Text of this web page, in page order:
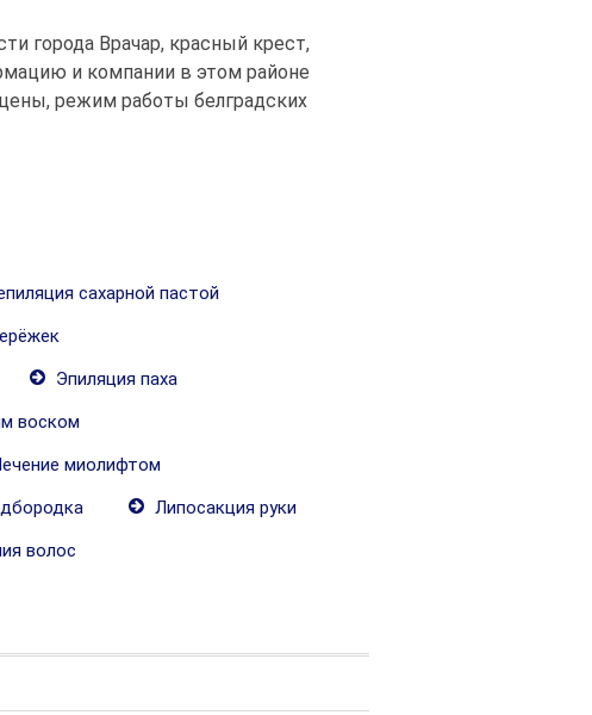
города Врачар, красный крест,
и компании в этом районе
режим работы белградских
сахарной пастой
Эпиляция паха
воском
миолифтом
Липосакция руки
волос